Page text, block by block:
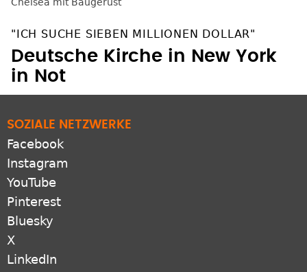
"ICH SUCHE SIEBEN MILLIONEN DOLLAR"
Deutsche Kirche in New York
in Not
SOZIALE NETZWERKE
Facebook
Instagram
YouTube
Pinterest
Bluesky
X
LinkedIn